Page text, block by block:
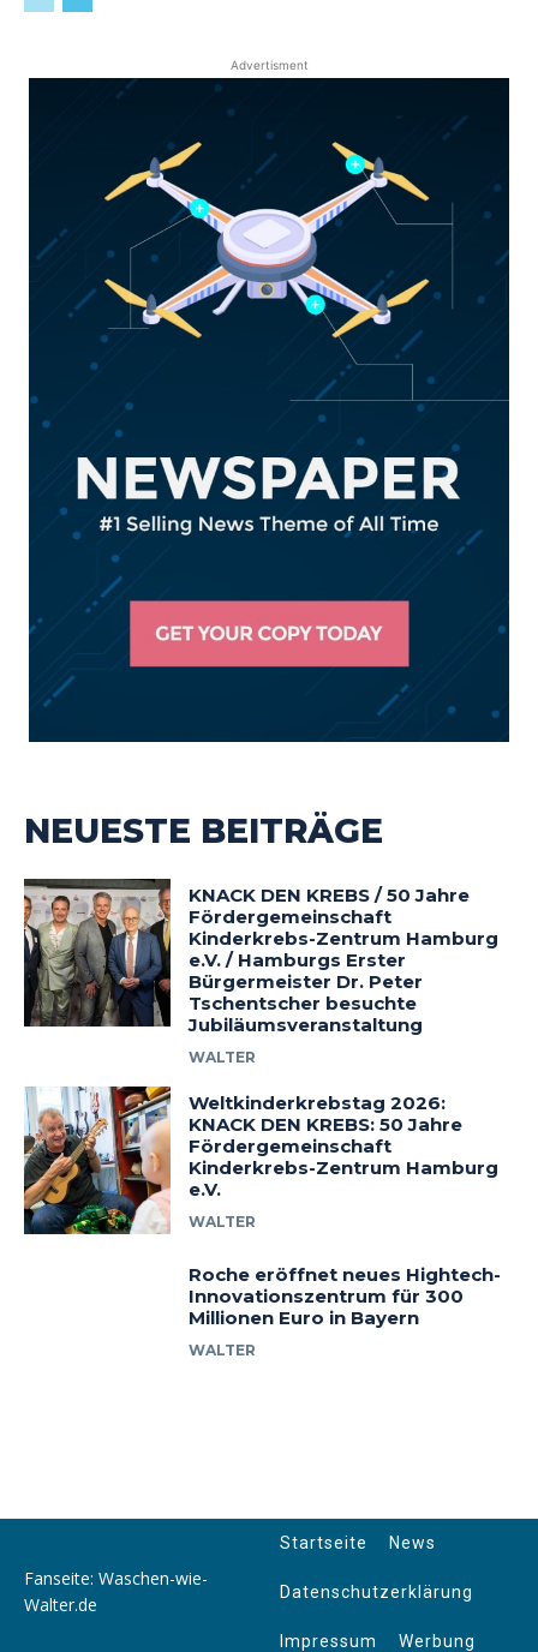
Advertisment
NEUESTE BEITRÄGE
KNACK DEN KREBS / 50 Jahre
Fördergemeinschaft
Kinderkrebs-Zentrum Hamburg
e.V. / Hamburgs Erster
Bürgermeister Dr. Peter
Tschentscher besuchte
Jubiläumsveranstaltung
WALTER
Weltkinderkrebstag 2026:
KNACK DEN KREBS: 50 Jahre
Fördergemeinschaft
Kinderkrebs-Zentrum Hamburg
e.V.
WALTER
Roche eröffnet neues Hightech-
Innovationszentrum für 300
Millionen Euro in Bayern
WALTER
Fanseite: Waschen-wie-
Walter.de
Startseite News
Datenschutzerklärung
Impressum Werbung